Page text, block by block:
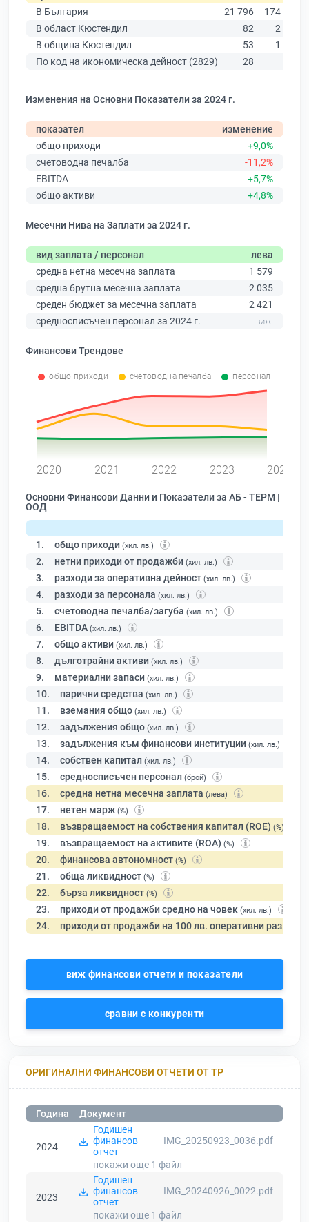
В България
21 796
174 403
В област Кюстендил
82
2 876
В община Кюстендил
53
1 548
По код на икономическа дейност (2829)
28
Изменения на Основни Показатели за 2024 г.
показател
изменение
общо приходи
+9,0%
счетоводна печалба
-11,2%
EBITDA
+5,7%
общо активи
+4,8%
Месечни Нива на Заплати за 2024 г.
вид заплата / персонал
лева
средна нетна месечна заплата
1 579
средна брутна месечна заплата
2 035
среден бюджет за месечна заплата
2 421
средносписъчен персонал за 2024 г.
Финансови Трендове
общо приходи счетоводна печалба персонал
2020 2021 2022 2023 2024
Основни Финансови Данни и Показатели за АБ - ТЕРМ |
ООД
1. общо приходи (хил. лв.)
2. нетни приходи от продажби (хил. лв.)
3. разходи за оперативна дейност (хил. лв.)
4. разходи за персонала (хил. лв.)
5. счетоводна печалба/загуба (хил. лв.)
6. EBITDA (хил. лв.)
7. общо активи (хил. лв.)
8. дълготрайни активи (хил. лв.)
9. материални запаси (хил. лв.)
10. парични средства (хил. лв.)
11. вземания общо (хил. лв.)
12. задължения общо (хил. лв.)
13. задължения към финансови институции (хил. лв.)
14. собствен капитал (хил. лв.)
15. средносписъчен персонал (брой)
16. средна нетна месечна заплата (лева)
17. нетен марж (%)
18. възвращаемост на собствения капитал (ROE) (%)
19. възвращаемост на активите (ROA) (%)
20. финансова автономност (%)
21. обща ликвидност (%)
22. бърза ликвидност (%)
23. приходи от продажби средно на човек (хил. лв.)
24. приходи от продажби на 100 лв. оперативни разходи
виж финансови отчети и показатели
сравни с конкуренти
ОРИГИНАЛНИ ФИНАНСОВИ ОТЧЕТИ ОТ ТР
Година Документ
2024
Годишен
финансов
отчет
IMG_20250923_0036.pdf
покажи още 1 файл
2023
Годишен
финансов
отчет
IMG_20240926_0022.pdf
покажи още 1 файл